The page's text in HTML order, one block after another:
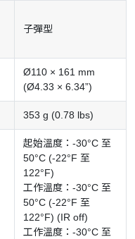
子彈型
Ø110 × 161 mm
(Ø4.33 × 6.34”)
353 g (0.78 lbs)
起始溫度：-30°C 至
50°C (-22°F 至
122°F)
工作溫度：-30°C 至
50°C (-22°F 至
122°F) (IR off)
工作溫度：-30°C 至